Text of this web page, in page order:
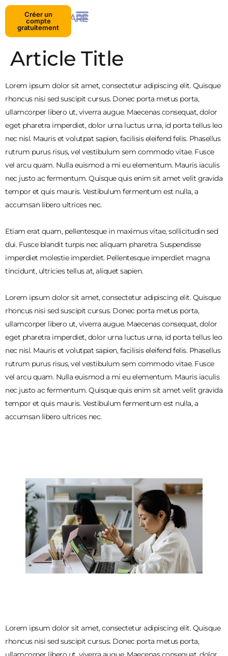
Créer un
compte
gratuitement
Article Title
Lorem ipsum dolor sit amet, consectetur adipiscing elit. Quisque
rhoncus nisi sed suscipit cursus. Donec porta metus porta,
ullamcorper libero ut, viverra augue. Maecenas consequat, dolor
eget pharetra imperdiet, dolor urna luctus urna, id porta tellus leo
nec nisl. Mauris et volutpat sapien, facilisis eleifend felis. Phasellus
rutrum purus risus, vel vestibulum sem commodo vitae. Fusce
vel arcu quam. Nulla euismod a mi eu elementum. Mauris iaculis
nec justo ac fermentum. Quisque quis enim sit amet velit gravida
tempor et quis mauris. Vestibulum fermentum est nulla, a
accumsan libero ultrices nec.
Etiam erat quam, pellentesque in maximus vitae, sollicitudin sed
dui. Fusce blandit turpis nec aliquam pharetra. Suspendisse
imperdiet molestie imperdiet. Pellentesque imperdiet magna
tincidunt, ultricies tellus at, aliquet sapien.
Lorem ipsum dolor sit amet, consectetur adipiscing elit. Quisque
rhoncus nisi sed suscipit cursus. Donec porta metus porta,
ullamcorper libero ut, viverra augue. Maecenas consequat, dolor
eget pharetra imperdiet, dolor urna luctus urna, id porta tellus leo
nec nisl. Mauris et volutpat sapien, facilisis eleifend felis. Phasellus
rutrum purus risus, vel vestibulum sem commodo vitae. Fusce
vel arcu quam. Nulla euismod a mi eu elementum. Mauris iaculis
nec justo ac fermentum. Quisque quis enim sit amet velit gravida
tempor et quis mauris. Vestibulum fermentum est nulla, a
accumsan libero ultrices nec.
Lorem ipsum dolor sit amet, consectetur adipiscing elit. Quisque
rhoncus nisi sed suscipit cursus. Donec porta metus porta,